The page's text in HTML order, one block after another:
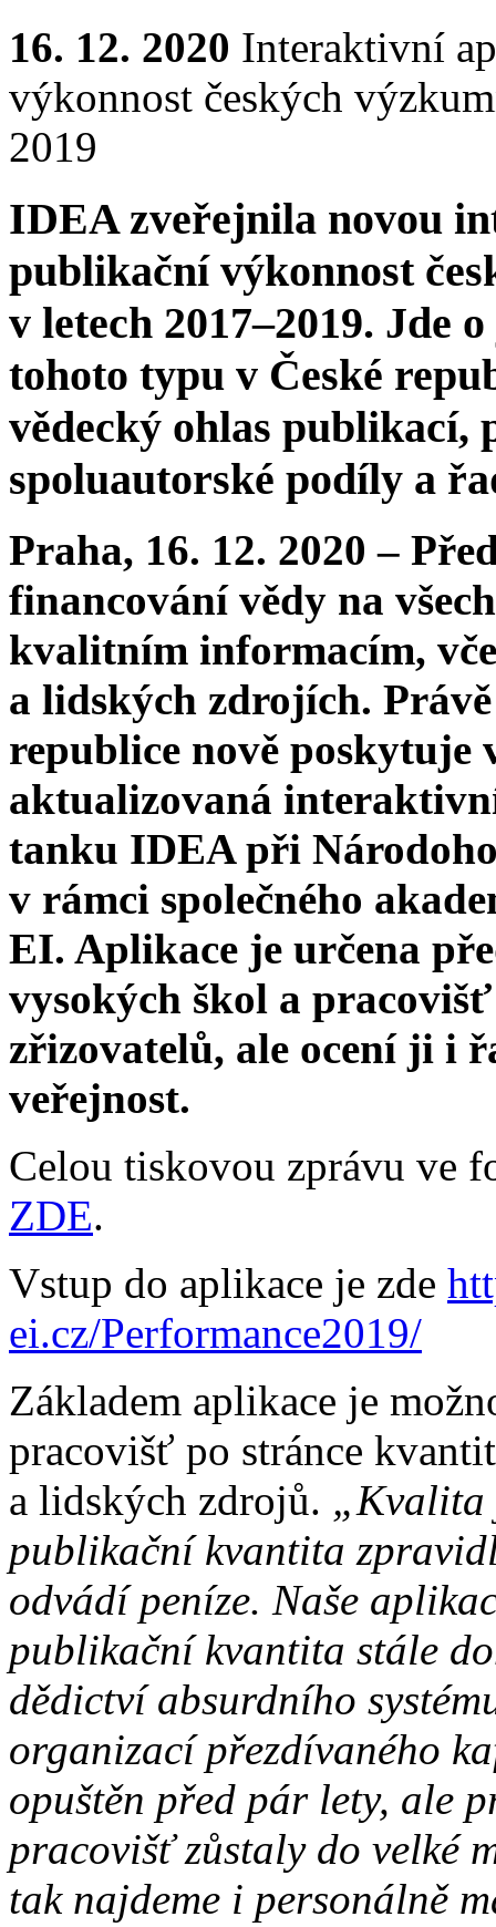
16. 12. 2020 Interaktivní
výkonnost českých
2019
IDEA zveřejnila novou
publikační výkonnost
v letech 2017–2019. Jde
tohoto typu v České
vědecký ohlas
spoluautorské podíly a
Praha, 16. 12. 2020 –
financování vědy na
kvalitním informacím,
a lidských zdrojích.
republice nově poskytuje
aktualizovaná
tanku IDEA při
v rámci společného
EI. Aplikace je určena
vysokých škol a
zřizovatelů, ale ocení ji i
veřejnost.
Celou tiskovou zprávu ve
ZDE.
Vstup do aplikace je zde
ei.cz/Performance2019/
Základem aplikace je
pracovišť po stránce
a lidských zdrojů. „Kvalita
publikační kvantita
odvádí peníze. Naše
publikační kvantita stále
dědictví absurdního
organizací přezdívaného
opuštěn před pár lety, ale
pracovišť zůstaly do velké
tak najdeme i personálně